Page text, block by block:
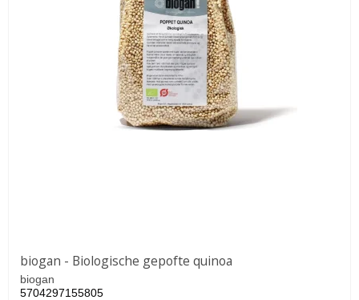
biogan - Biologische gepofte quinoa
biogan
5704297155805